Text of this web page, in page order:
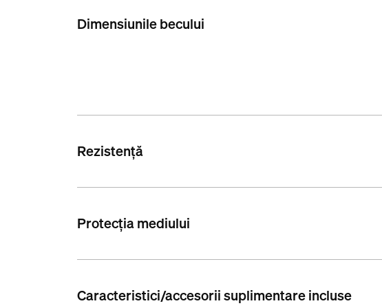
Dimensiunile becului
Rezistență
Protecția mediului
Caracteristici/accesorii suplimentare incluse